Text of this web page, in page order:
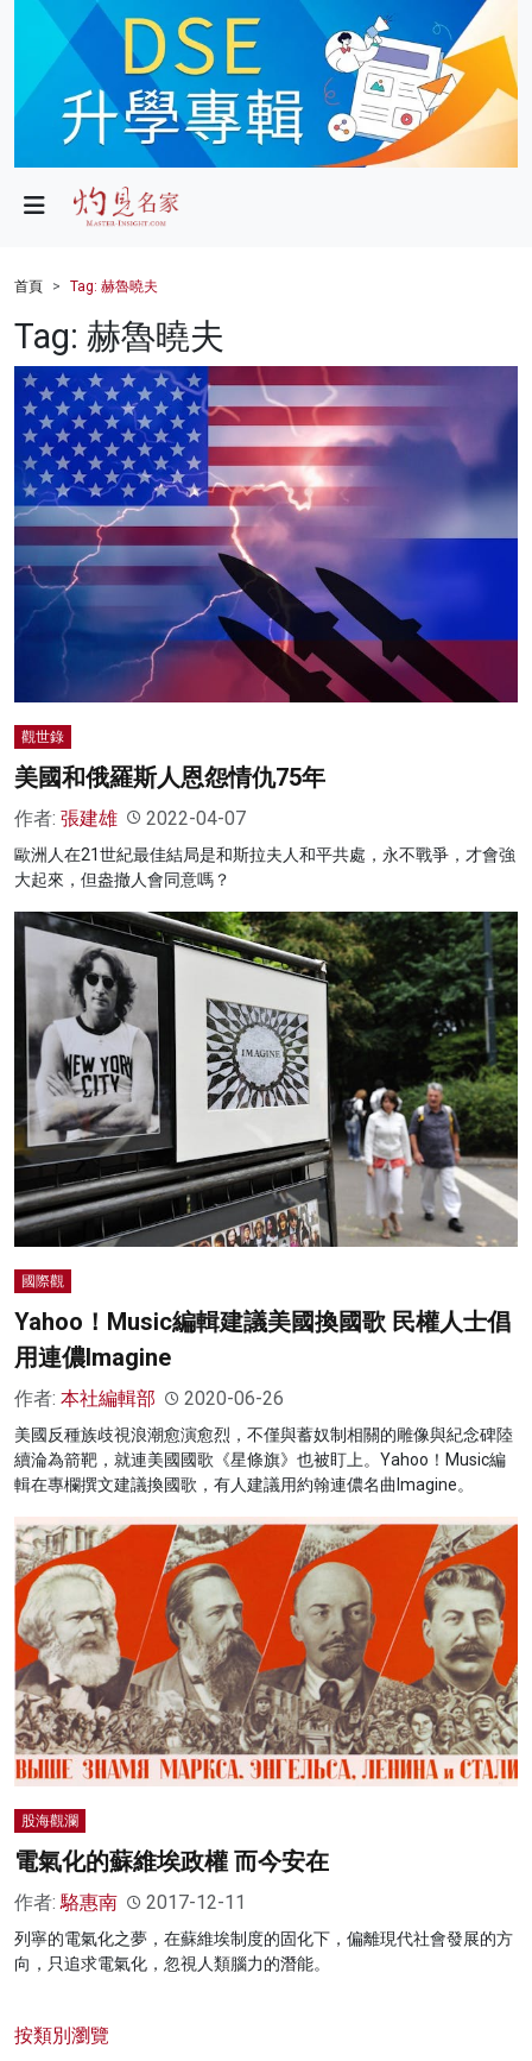
政局
財經
健康
商業
科技
影片
名家榜
灼見活動
關於我們
首頁 Tag: 赫魯曉夫
Tag: 赫魯曉夫
觀世錄
美國和俄羅斯人恩怨情仇75年
作者: 張建雄 2022-04-07
歐洲人在21世紀最佳結局是和斯拉夫人和平共處，永不戰爭，才會強
大起來，但盎撤人會同意嗎？
國際觀
Yahoo！Music編輯建議美國換國歌 民權人士倡
用連儂Imagine
作者: 本社編輯部 2020-06-26
美國反種族歧視浪潮愈演愈烈，不僅與蓄奴制相關的雕像與紀念碑陸
續淪為箭靶，就連美國國歌《星條旗》也被盯上。Yahoo！Music編
輯在專欄撰文建議換國歌，有人建議用約翰連儂名曲Imagine。
股海觀瀾
電氣化的蘇維埃政權 而今安在
作者: 駱惠南 2017-12-11
列寧的電氣化之夢，在蘇維埃制度的固化下，偏離現代社會發展的方
向，只追求電氣化，忽視人類腦力的潛能。
按類別瀏覽